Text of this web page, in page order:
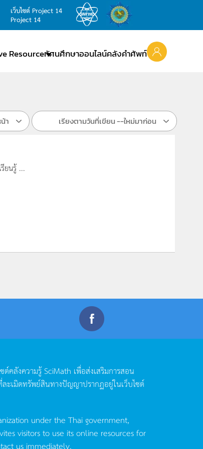
เว็บไซต์ Project 14
Project 14
Resourceทัศนศึกษาออนไลน์คลังคำศัพท์
า เรียงตามวันที่เขียน --ใหม่มาก่อน
ยนรู้ ...
ต์คลังความรู้SciMath เพื่อส่งเสริมการสอน
ะเมิดทรัพย์สินทางปัญญาปรากฏอยู่ในเว็บไซต์
under the Thai government,
visitors to use its online resources for
us immediately.